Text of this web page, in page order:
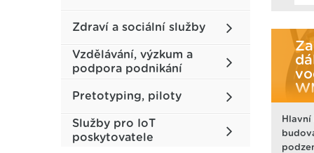
Zdraví a sociální služby
Vzdělávání, výzkum a
podpora podnikání
Pretotyping, piloty
Služby pro IoT
poskytovatele
strany
pro
Hlavní